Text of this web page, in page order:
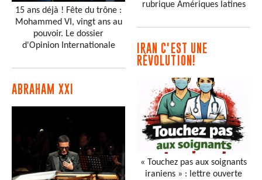
15 ans déjà ! Fête du trône :
Mohammed VI, vingt ans au
pouvoir. Le dossier
d'Opinion Internationale
ABRAHAM XXI
rubrique Amériques latines
IRAN C'EST UNE
RÉVOLUTION!
« Touchez pas aux soignants
iraniens » : lettre ouverte